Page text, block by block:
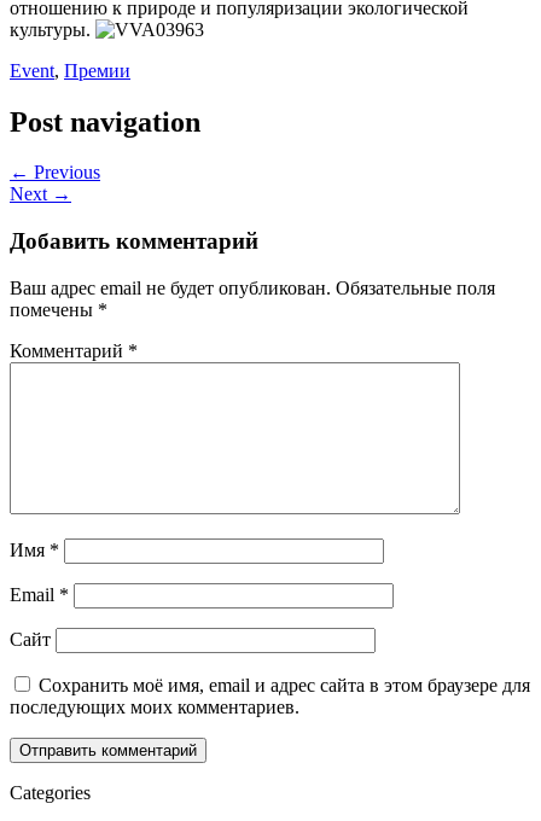
отношению к природе и популяризации экологической
культуры.
Event, Премии
Post navigation
← Previous
Next →
Добавить комментарий
Ваш адрес email не будет опубликован. Обязательные поля
помечены *
Комментарий *
Имя *
Email *
Сайт
Сохранить моё имя, email и адрес сайта в этом браузере для
последующих моих комментариев.
Categories